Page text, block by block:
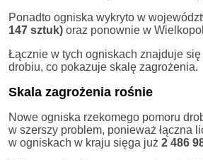
Ponadto ogniska wykryto w
147 sztuk) oraz ponownie w
Łącznie w tych ogniskach znajduje się
drobiu, co pokazuje skalę zagrożenia.
Skala zagrożenia rośnie
Nowe ogniska rzekomego pomoru
w szerszy problem, ponieważ łączna
w ogniskach w kraju sięga już 2 486